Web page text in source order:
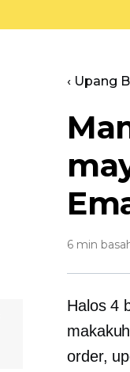
‹ Upang
6 min
Halos 4
order,